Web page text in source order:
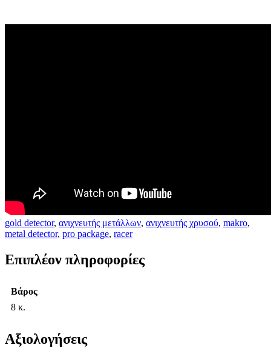
gold detector, ανιχνευτής μετάλλων, ανιχνευτής χρυσού, makro,
metal detector, pro package, racer
Επιπλέον πληροφορίες
Βάρος
8 κ.
Αξιολογήσεις